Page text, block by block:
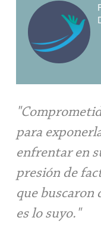
para
enfrentar en
presión de
que buscaron
es lo suyo."